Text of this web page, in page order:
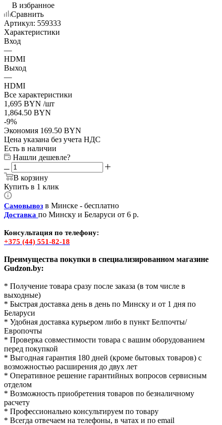
В избранное
Сравнить
Артикул: 559333
Характеристики
Вход
—
HDMI
Выход
—
HDMI
Все характеристики
1,695 BYN /шт
1,864.50 BYN
-9%
Экономия 169.50 BYN
Цена указана без учета НДС
Есть в наличии
Нашли дешевле?
В корзину
Купить в 1 клик
Самовывоз в Минске - бесплатно
Доставка по Минску и Беларуси от 6 р.
Консультация по телефону:
+375 (44) 551-82-18
Преимущества покупки в специализированном магазине
Gudzon.by:
* Получение товара сразу после заказа (в том числе в
выходные)
* Быстрая доставка день в день по Минску и от 1 дня по
Беларуси
* Удобная доставка курьером либо в пункт Белпочты/
Европочты
* Проверка совместимости товара с вашим оборудованием
перед покупкой
* Выгодная гарантия 180 дней (кроме бытовых товаров) с
возможностью расширения до двух лет
* Оперативное решение гарантийных вопросов сервисным
отделом
* Возможность приобретения товаров по безналичному
расчету
* Профессионально консультируем по товару
* Всегда отвечаем на телефоны, в чатах и по email